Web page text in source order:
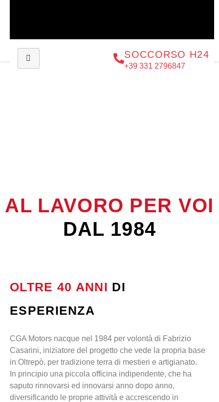
SOCCORSO H24
+39 331 2796847
AL LAVORO PER VOI
DAL 1984
OLTRE 40 ANNI DI
ESPERIENZA
CGA Motors nacque nel 1984 per volontà di Fabrizio
Casarini, iniziatore del progetto che vede la propria base
in Oltrepò, per tradizione terra di mestieri e artigianato.
In principio una piccola officina indipendente, che ha
saputo rinnovarsi ed innovarsi anno dopo anno,
diversificando le proprie attività e accrescendo in